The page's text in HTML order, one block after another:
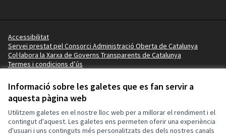
Informació sobre les galetes que es fan servir a
aquesta pàgina web
Utilitzem galetes en el nostre lloc web per a millorar el rendiment i el
contingut d'aquest. Les galetes ens permeten oferir una experiència
d'usuari i uns continguts més personalitzats des dels nostres canals
Accessibilitat
Servei prestat pel Consorci Administració Oberta de Catalunya
Col·labora la Xarxa de Governs Transparents de Catalunya
Termes i condicions d’ús
Termes i condicions
Configuració de les galetes
Ajuntament de Lleida a X
(Enllaç extern)
Ajuntament de Lleida a Facebook
(Enllaç extern)
Ajuntament de Lleida a Instagram
(Enllaç extern)
Ajuntament de Lleida a YouTube
(Enllaç extern)